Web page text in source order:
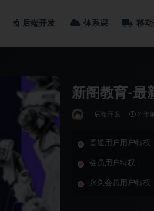
后端开发 体系课 移
新阁教育-最
后端开发 2 年
普通用户用户特权：
会员用户特权：
永久会员用户特权：